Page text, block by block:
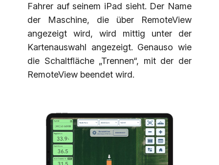
Fahrer auf seinem iPad sieht. Der Name
der Maschine, die über RemoteView
angezeigt wird, wird mittig unter der
Kartenauswahl angezeigt. Genauso wie
die Schaltfläche „Trennen“, mit der der
RemoteView beendet wird.